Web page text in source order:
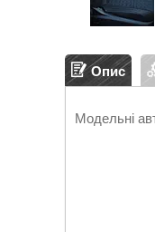
Опис
Модельні